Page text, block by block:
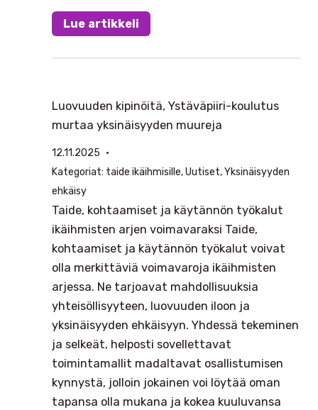
Lue artikkeli
Luovuuden kipinöitä, Ystäväpiiri-koulutus
murtaa yksinäisyyden muureja
12.11.2025
Kategoriat: taide ikäihmisille, Uutiset, Yksinäisyyden
ehkäisy
Taide, kohtaamiset ja käytännön työkalut
ikäihmisten arjen voimavaraksi Taide,
kohtaamiset ja käytännön työkalut voivat
olla merkittäviä voimavaroja ikäihmisten
arjessa. Ne tarjoavat mahdollisuuksia
yhteisöllisyyteen, luovuuden iloon ja
yksinäisyyden ehkäisyyn. Yhdessä tekeminen
ja selkeät, helposti sovellettavat
toimintamallit madaltavat osallistumisen
kynnystä, jolloin jokainen voi löytää oman
tapansa olla mukana ja kokea kuuluvansa